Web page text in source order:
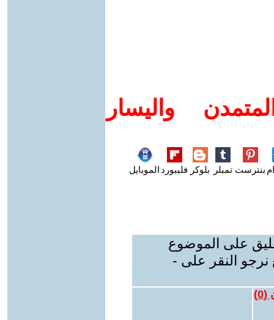
واليسار
بنترست تمبلر بلوكر فليبورد الموبايل
على الموضوع
نرجو النقر على -
(
0
)